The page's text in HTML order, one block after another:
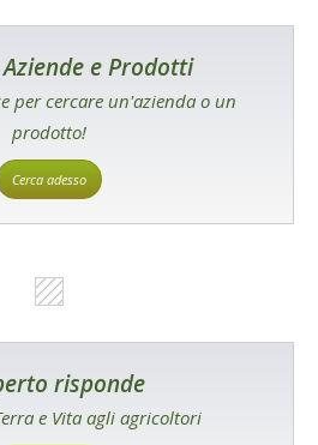
e Prodotti
per cercare un'azienda o un
prodotto!
Cerca adesso
risponde
e Vita agli agricoltori